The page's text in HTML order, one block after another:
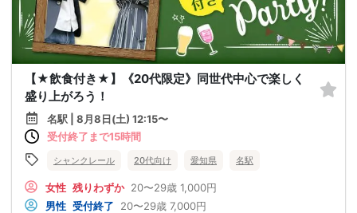
【★飲食付き★】《20代限定》同世代中心で楽しく
盛り上がろう！
名駅 | 8月8日(土) 12:15〜
受付終了まで15時間
シャンクレール 20代向け 愛知県 名駅
女性 残りわずか 20〜29歳 1,000円
男性 受付終了 20〜29歳 7,000円